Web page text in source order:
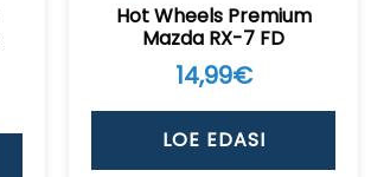
Hot Wheels Premium
Mazda RX-7 FD
14,99€
LOE EDASI